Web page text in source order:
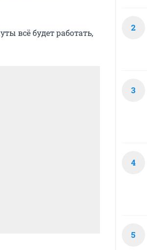
всё будет работать,
2
3
4
5